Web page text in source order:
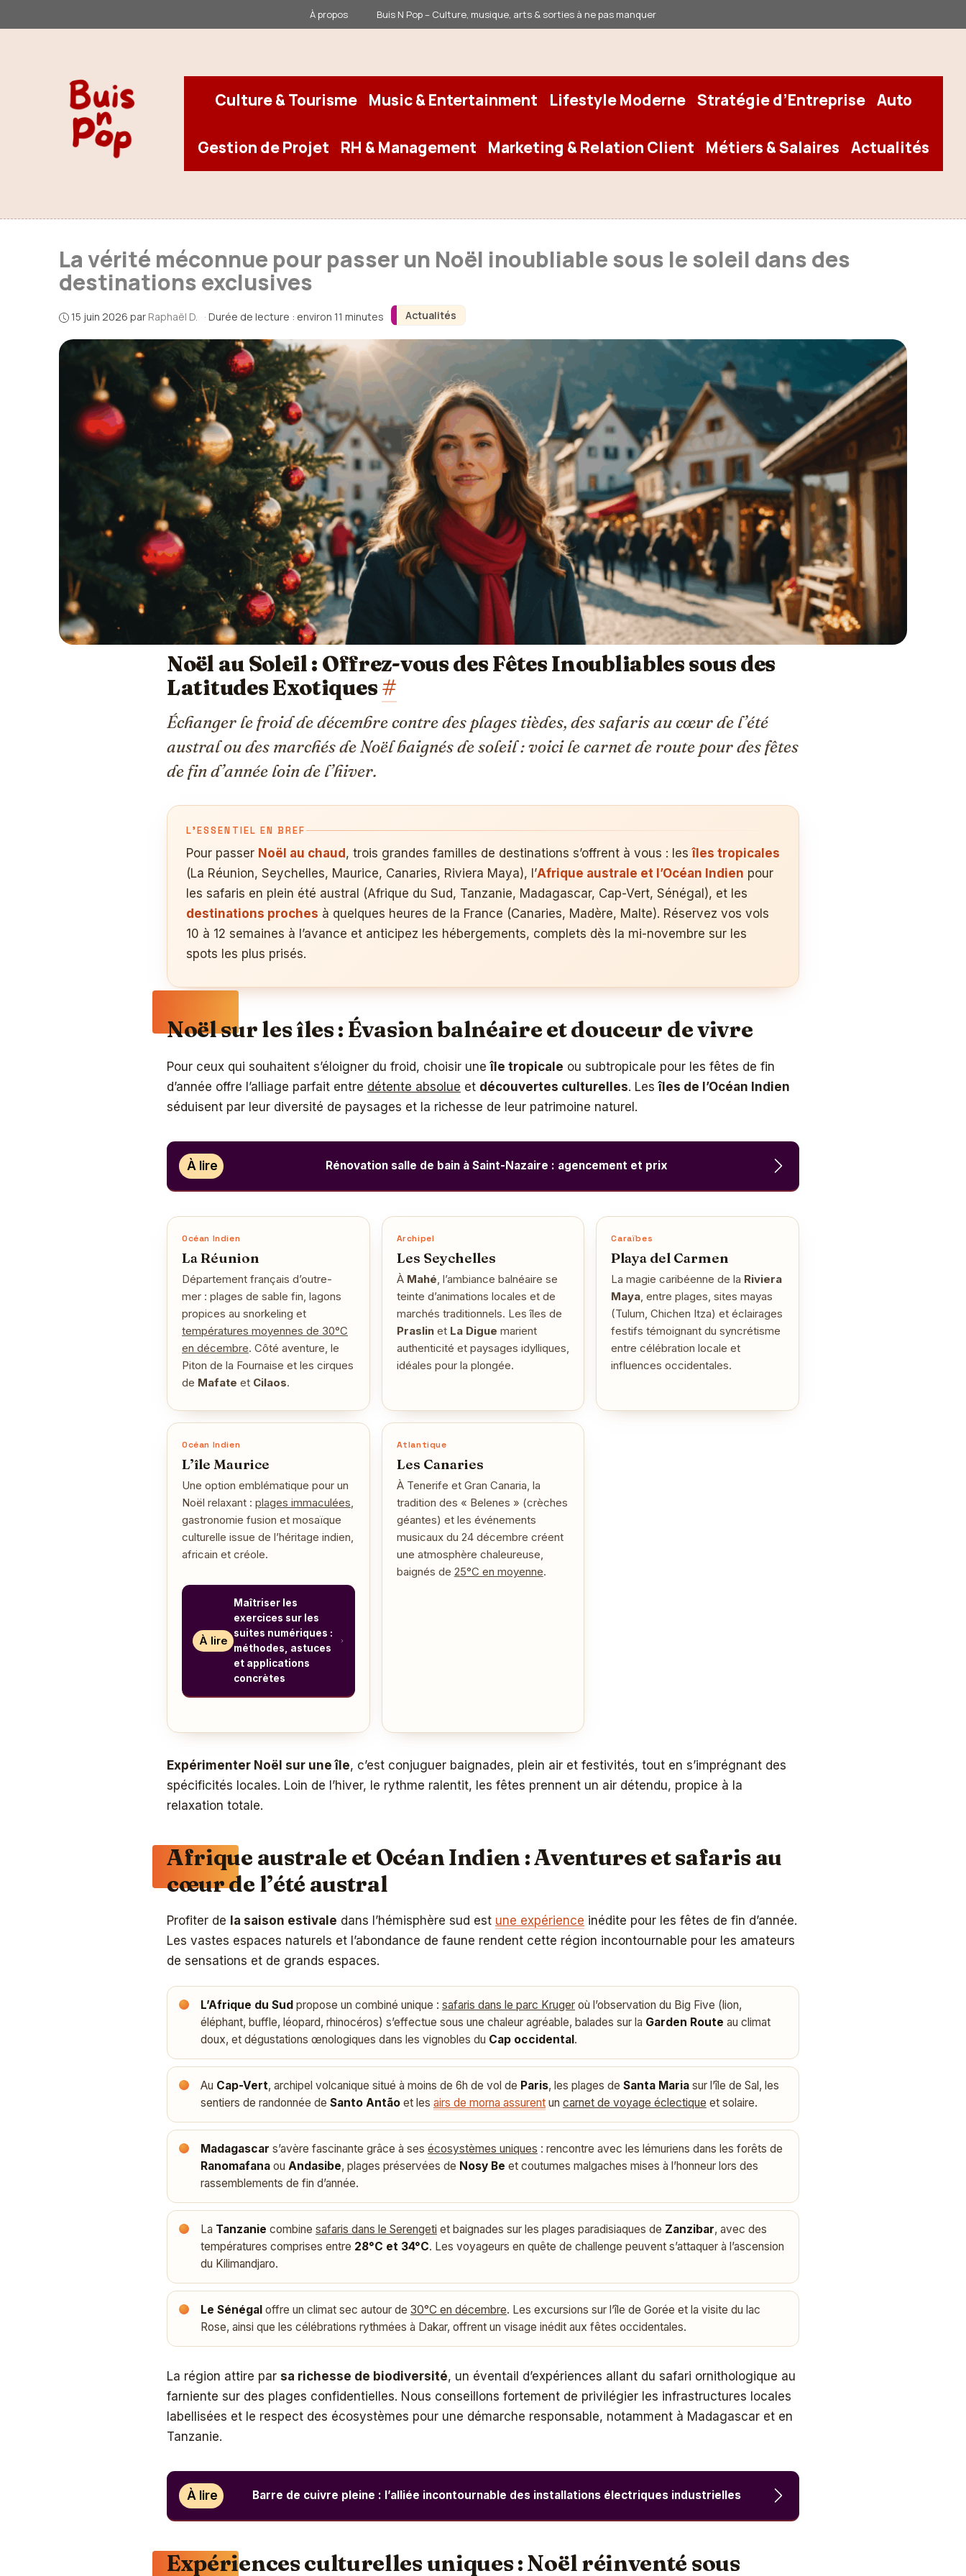
au
À propos Buis N Pop – Culture, musique, arts & sorties à ne pas manquer
Culture & Tourisme Music & Entertainment Lifestyle Moderne Stratégie d’Entreprise Auto
Gestion de Projet RH & Management Marketing & Relation Client Métiers & Salaires Actualités
Actualités
La vérité méconnue pour passer un Noël inoubliable sous le soleil dans des
destinations exclusives
15 juin 2026 par Raphaël D. · Durée de lecture : environ 11 minutes
Noël au Soleil : Offrez-vous des Fêtes Inoubliables sous des
Latitudes Exotiques#
Échanger le froid de décembre contre des plages tièdes, des safaris au cœur de l’été
austral ou des marchés de Noël baignés de soleil : voici le carnet de route pour des fêtes
de fin d’année loin de l’hiver.
L’ESSENTIEL EN BREF
Pour passer Noël au chaud , trois grandes familles de destinations s’offrent à vous : lesîles tropicales
(La Réunion, Seychelles, Maurice, Canaries, Riviera Maya), l’Afrique australe et l’Océan Indien pour
les safaris en plein été austral (Afrique du Sud, Tanzanie, Madagascar, Cap-Vert, Sénégal), et les
destinations proches à quelques heures de la France (Canaries, Madère, Malte). Réservez vos vols
10 à 12 semaines à l’avance et anticipez les hébergements, complets dès la mi-novembre sur les
spots les plus prisés.
Noël sur les îles : Évasion balnéaire et douceur de vivre
Pour ceux qui souhaitent s’éloigner du froid, choisir uneîle tropicale ou subtropicale pour les fêtes de fin
d’année offre l’alliage parfait entre détente absolue et découvertes culturelles. Lesîles de l’Océan Indien
séduisent par leur diversité de paysages et la richesse de leur patrimoine naturel.
À lire Rénovation salle de bain à Saint-Nazaire : agencement et prix
Océan Indien
La Réunion
Département français d’outre-
mer : plages de sable fin, lagons
propices au snorkeling et
températures moyennes de 30°C
en décembre. Côté aventure, le
Piton de la Fournaise et les cirques
de Mafate et Cilaos.
Archipel
Les Seychelles
À Mahé, l’ambiance balnéaire se
teinte d’animations locales et de
marchés traditionnels. Les îles de
Praslinet La Digue marient
authenticité et paysages idylliques,
idéales pour la plongée.
Caraïbes
Playa del Carmen
La magie caribéenne de la Riviera
Maya, entre plages, sites mayas
(Tulum, Chichen Itza) et éclairages
festifs témoignant du syncrétisme
entre célébration locale et
influences occidentales.
Océan Indien
L’île Maurice
Une option emblématique pour un
Noël relaxant : plages immaculées
gastronomie fusion et mosaïque
culturelle issue de l’héritage indien,
africain et créole.
À lire
Maîtriser les
exercices sur les
suites numériques :
méthodes, astuces
et applications
concrètes
Atlantique
Les Canaries
À Tenerife et Gran Canaria, la
tradition des « Belenes » (crèches
géantes) et les événements
musicaux du 24 décembre créent
une atmosphère chaleureuse,
baignés de 25°C en moyenne.
Expérimenter Noël sur une île, c’est conjuguer baignades, plein air et festivités, tout en s’imprégnant des
spécificités locales. Loin de l’hiver, le rythme ralentit, les fêtes prennent un air détendu, propice à la
relaxation totale.
Afrique australe et Océan Indien : Aventures et safaris au
cœur de l’été austral
Profiter de la saison estivale dans l’hémisphère sud est une expérience inédite pour les fêtes de fin d’année.
Les vastes espaces naturels et l’abondance de faune rendent cette région incontournable pour les amateurs
de sensations et de grands espaces.
L’Afrique du Sud propose un combiné unique : safaris dans le parc Kruger où l’observation du Big Five (lion,
éléphant, buffle, léopard, rhinocéros) s’effectue sous une chaleur agréable, balades sur la Garden Route au climat
doux, et dégustations œnologiques dans les vignobles du Cap occidental.
Au Cap-Vert, archipel volcanique situé à moins de 6h de vol de Paris, les plages de Santa Maria sur l’île de Sal, les
sentiers de randonnée de Santo Antão et les airs de morna assurent un carnet de voyage éclectique et solaire.
Madagascar s’avère fascinante grâce à ses écosystèmes uniques : rencontre avec les lémuriens dans les forêts de
Ranomafana ou Andasibe, plages préservées de Nosy Be et coutumes malgaches mises à l’honneur lors des
rassemblements de fin d’année.
La Tanzanie combine safaris dans le Serengeti et baignades sur les plages paradisiaques de Zanzibar, avec des
températures comprises entre 28°C et 34°C. Les voyageurs en quête de challenge peuvent s’attaquer à l’ascension
du Kilimandjaro.
Le Sénégal offre un climat sec autour de 30°C en décembre. Les excursions sur l’île de Gorée et la visite du lac
Rose, ainsi que les célébrations rythmées à Dakar, offrent un visage inédit aux fêtes occidentales.
La région attire par sa richesse de biodiversité, un éventail d’expériences allant du safari ornithologique au
farniente sur des plages confidentielles. Nous conseillons fortement de privilégier les infrastructures locales
labellisées et le respect des écosystèmes pour une démarche responsable, notamment à Madagascar et en
Tanzanie.
À lire Barre de cuivre pleine : l’alliée incontournable des installations électriques industrielles
Expériences culturelles uniques : Noël réinventé sous